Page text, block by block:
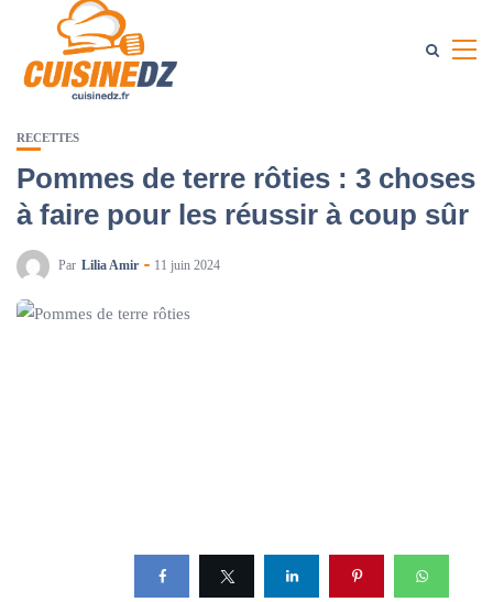
RECETTES
Pommes de terre rôties : 3 choses
à faire pour les réussir à coup sûr
Par Lilia Amir 11 juin 2024